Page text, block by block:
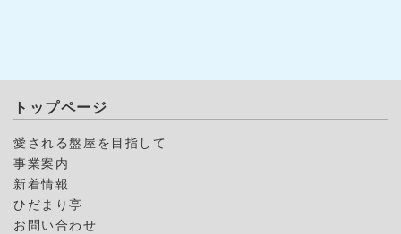
トップページ
愛される盤屋を目指して
事業案内
新着情報
ひだまり亭
お問い合わせ